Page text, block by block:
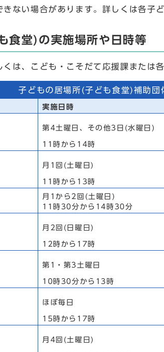
ない場合があります。詳しくは各子
食堂)の実施場所や日時等
は、こども・こそだて応援課または
子どもの居場所(子ども食堂)補助団
実施日時
第4土曜日、その他3日(水曜日)
11時から14時
月1回(土曜日)
11時から13時
月1から2回(土曜日)
11時30分から14時30分
月2回(日曜日)
12時から17時
第1・第3土曜日
10時30分から13時
ほぼ毎日
15時から17時
月4回(土曜日)